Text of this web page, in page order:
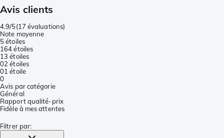
Avis clients
4.9/5(17 évaluations)
Note moyenne
5 étoiles
164 étoiles
13 étoiles
02 étoiles
01 étoile
0
Avis par catégorie
Général
Rapport qualité-prix
Fidèle à mes attentes
Filtrer par: